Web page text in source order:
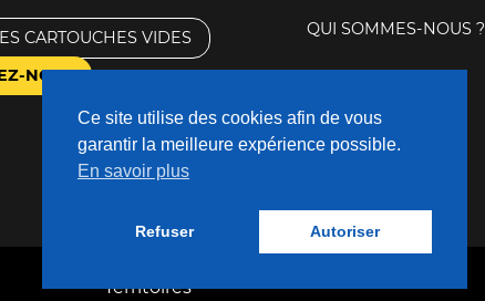
CARTOUCHES VIDES
NOUS
QUI SOMMES-NOUS ?
Territoires
Ce site utilise des cookies afin de vous
garantir la meilleure expérience possible.
En savoir plus
Refuser Autoriser